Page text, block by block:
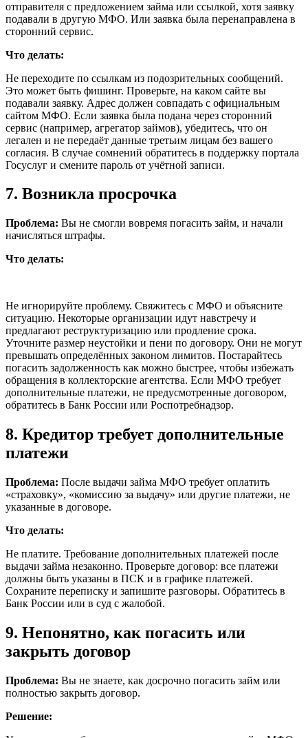
отправителя с предложением займа или ссылкой, хотя заявку
подавали в другую МФО. Или заявка была перенаправлена в
сторонний сервис.
Что делать:
Не переходите по ссылкам из подозрительных сообщений.
Это может быть фишинг. Проверьте, на каком сайте вы
подавали заявку. Адрес должен совпадать с официальным
сайтом МФО. Если заявка была подана через сторонний
сервис (например, агрегатор займов), убедитесь, что он
легален и не передаёт данные третьим лицам без вашего
согласия. В случае сомнений обратитесь в поддержку портала
Госуслуг и смените пароль от учётной записи.
7. Возникла просрочка
Проблема: Вы не смогли вовремя погасить займ, и начали
начисляться штрафы.
Что делать:
Не игнорируйте проблему. Свяжитесь с МФО и объясните
ситуацию. Некоторые организации идут навстречу и
предлагают реструктуризацию или продление срока.
Уточните размер неустойки и пени по договору. Они не могут
превышать определённых законом лимитов. Постарайтесь
погасить задолженность как можно быстрее, чтобы избежать
обращения в коллекторские агентства. Если МФО требует
дополнительные платежи, не предусмотренные договором,
обратитесь в Банк России или Роспотребнадзор.
8. Кредитор требует дополнительные
платежи
Проблема: После выдачи займа МФО требует оплатить
«страховку», «комиссию за выдачу» или другие платежи, не
указанные в договоре.
Что делать:
Не платите. Требование дополнительных платежей после
выдачи займа незаконно. Проверьте договор: все платежи
должны быть указаны в ПСК и в графике платежей.
Сохраните переписку и запишите разговоры. Обратитесь в
Банк России или в суд с жалобой.
9. Непонятно, как погасить или
закрыть договор
Проблема: Вы не знаете, как досрочно погасить займ или
полностью закрыть договор.
Решение: